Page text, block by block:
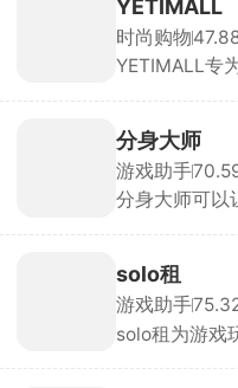
用于创建角色
就是主角，人
一个完全沉浸
YETIMALL
时尚购物
YETIMALL专
周边产品，全
类详细，能够
商品一起购买
签名礼物免费
分身大师
游戏助手
分身大师可以
时在线。分身
时，官方强调
安全。
solo租
游戏助手
solo租为游戏